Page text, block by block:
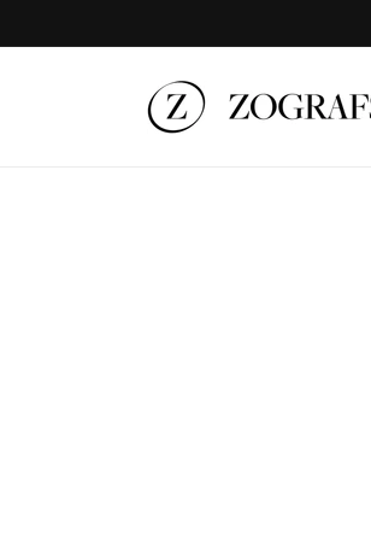
Inhalt